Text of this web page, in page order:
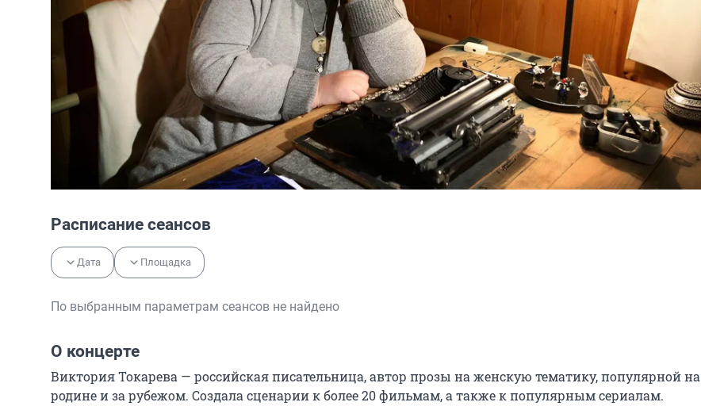
Расписание сеансов
Дата Площадка
По выбранным параметрам сеансов не найдено
О концерте
Виктория Токарева — российская писательница, автор прозы на женскую тематику, популярной на
родине и за рубежом. Создала сценарии к более 20 фильмам, а также к популярным сериалам.